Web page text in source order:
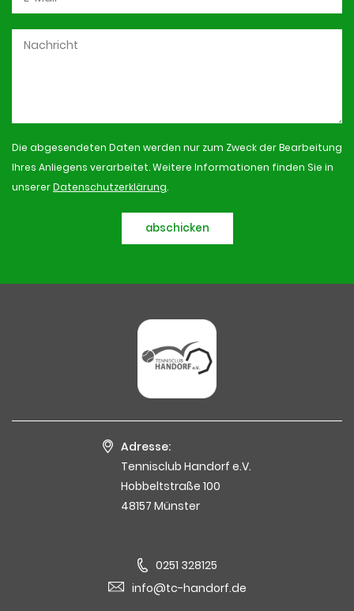
Die abgesendeten Daten werden nur zum Zweck der Bearbeitung
Ihres Anliegens verarbeitet. Weitere Informationen finden Sie in
unsererDatenschutzerklärung.
abschicken
Adresse:
Tennisclub Handorf e.V.
Hobbeltstraße 100
48157 Münster
0251 328125
info@tc-handorf.de